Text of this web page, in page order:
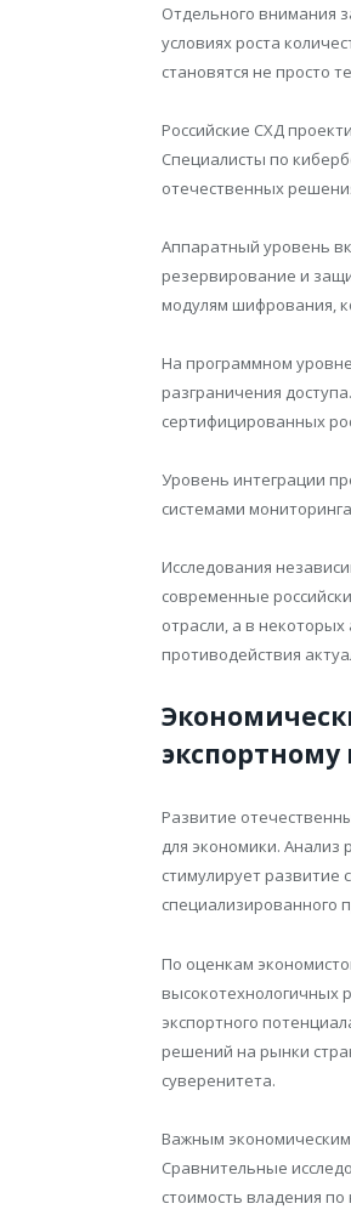
Отдельного внимания
условиях роста
становятся не просто
Российские СХД
Специалисты по
отечественных
Аппаратный уровень
резервирование и
модулям шифрования,
На программном
разграничения
сертифицированных
Уровень интеграции
системами
Исследования
современные
отрасли, а в
противодействия
Развитие
для экономики.
стимулирует
специализированного
По оценкам
высокотехнологичных
экспортного
решений на рынки
суверенитета.
Важным экономическим
Сравнительные
стоимость владения